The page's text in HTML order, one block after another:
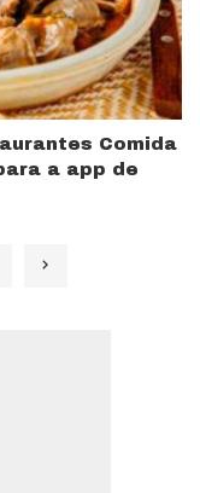
Comida
a app de